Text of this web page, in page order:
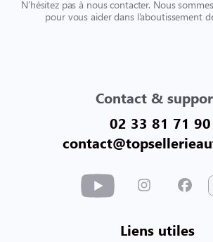
N’hésitez pas à nous contacter. Nous
pour vous aider dans l’aboutissement
Contact &
02 33 81 71 90
Liens utiles